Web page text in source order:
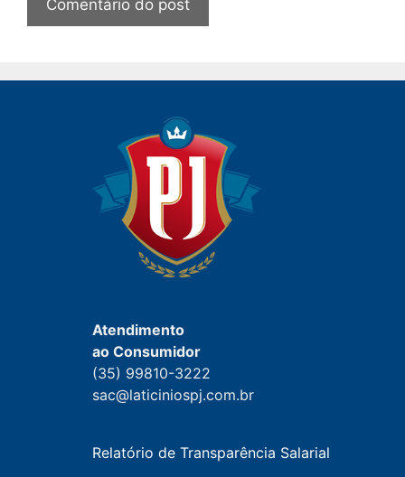
Atendimento
ao Consumidor
(35) 99810-3222
sac@laticiniospj.com.br
Relatório de Transparência Salarial